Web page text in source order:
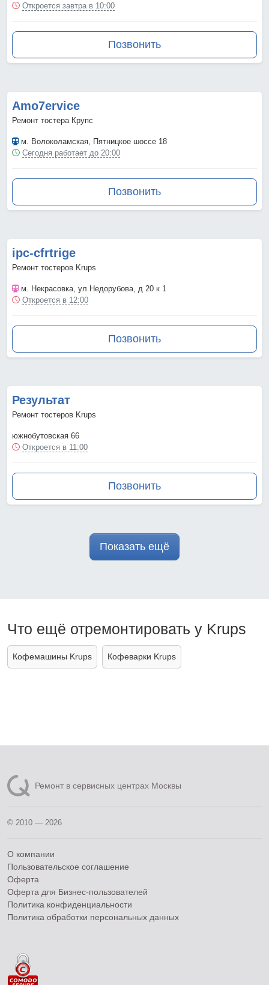
Откроется завтра в 10:00
Позвонить
Amo7ervice
Ремонт тостера Крупс
м. Волоколамская, Пятницкое шоссе 18
Сегодня работает до 20:00
Позвонить
ipc-cfrtrige
Ремонт тостеров Krups
м. Некрасовка, ул Недорубова, д 20 к 1
Откроется в 12:00
Позвонить
Результат
Ремонт тостеров Krups
южнобутовская 66
Откроется в 11:00
Позвонить
Показать ещё
Что ещё отремонтировать у Krups
Кофемашины Krups Кофеварки Krups
Ремонт в сервисных центрах Москвы
© 2010 — 2026
О компании
Пользовательское соглашение
Оферта
Оферта для Бизнес-пользователей
Политика конфиденциальности
Политика обработки персональных данных